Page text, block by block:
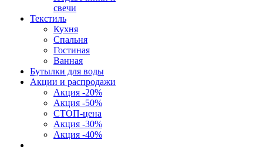
свечи
Текстиль
Кухня
Спальня
Гостиная
Ванная
Бутылки для воды
Акции и распродажи
Акция -20%
Акция -50%
СТОП-цена
Акция -30%
Акция -40%